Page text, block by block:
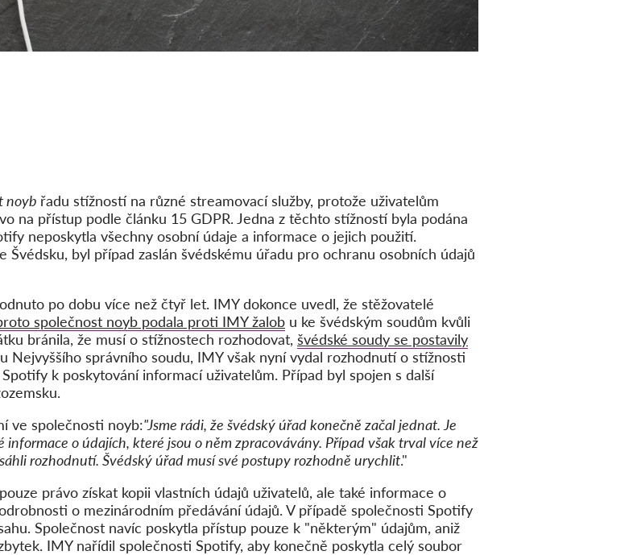
noyb řadu stížností na různé streamovací služby, protože uživatelům
na přístup podle článku 15 GDPR. Jedna z těchto stížností byla podána
neposkytla všechny osobní údaje a informace o jejich použití.
byl případ zaslán švédskému úřadu pro ochranu osobních údajů
po dobu více než čtyř let. IMY dokonce uvedl, že stěžovatelé
společnost noyb podala proti IMY žalob u ke švédským soudům kvůli
bránila, že musí o stížnostech rozhodovat, švédské soudy se postavily
Nejvyššího správního soudu, IMY však nyní vydal rozhodnutí o stížnosti
k poskytování informací uživatelům. Případ byl spojen s další
ve společnosti noyb:"Jsme rádi, že švédský úřad konečně začal jednat. Je
o údajích, které jsou o něm zpracovávány. Případ však trval více než
rozhodnutí. Švédský úřad musí své postupy rozhodně urychlit."
právo získat kopii vlastních údajů uživatelů, ale také informace o
o mezinárodním předávání údajů. V případě společnosti Spotify
Společnost navíc poskytla přístup pouze k "některým" údajům, aniž
IMY nařídil společnosti Spotify, aby konečně poskytla celý soubor